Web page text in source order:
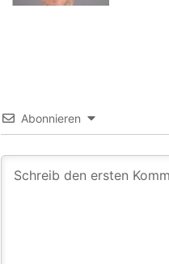
Abonnieren